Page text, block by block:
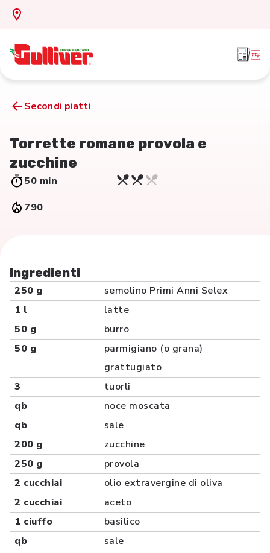
Secondi piatti
Torrette romane provola e
zucchine
50 min
790
Ingredienti
250 g
semolino Primi Anni Selex
1 l
latte
50 g
burro
50 g
parmigiano (o grana)
grattugiato
3
tuorli
qb
noce moscata
qb
sale
200 g
zucchine
250 g
provola
2 cucchiai
olio extravergine di oliva
2 cucchiai
aceto
1 ciuffo
basilico
qb
sale